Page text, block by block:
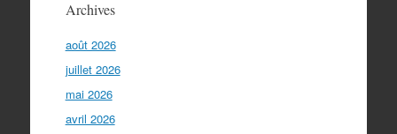
Archives
août 2026
juillet 2026
mai 2026
avril 2026